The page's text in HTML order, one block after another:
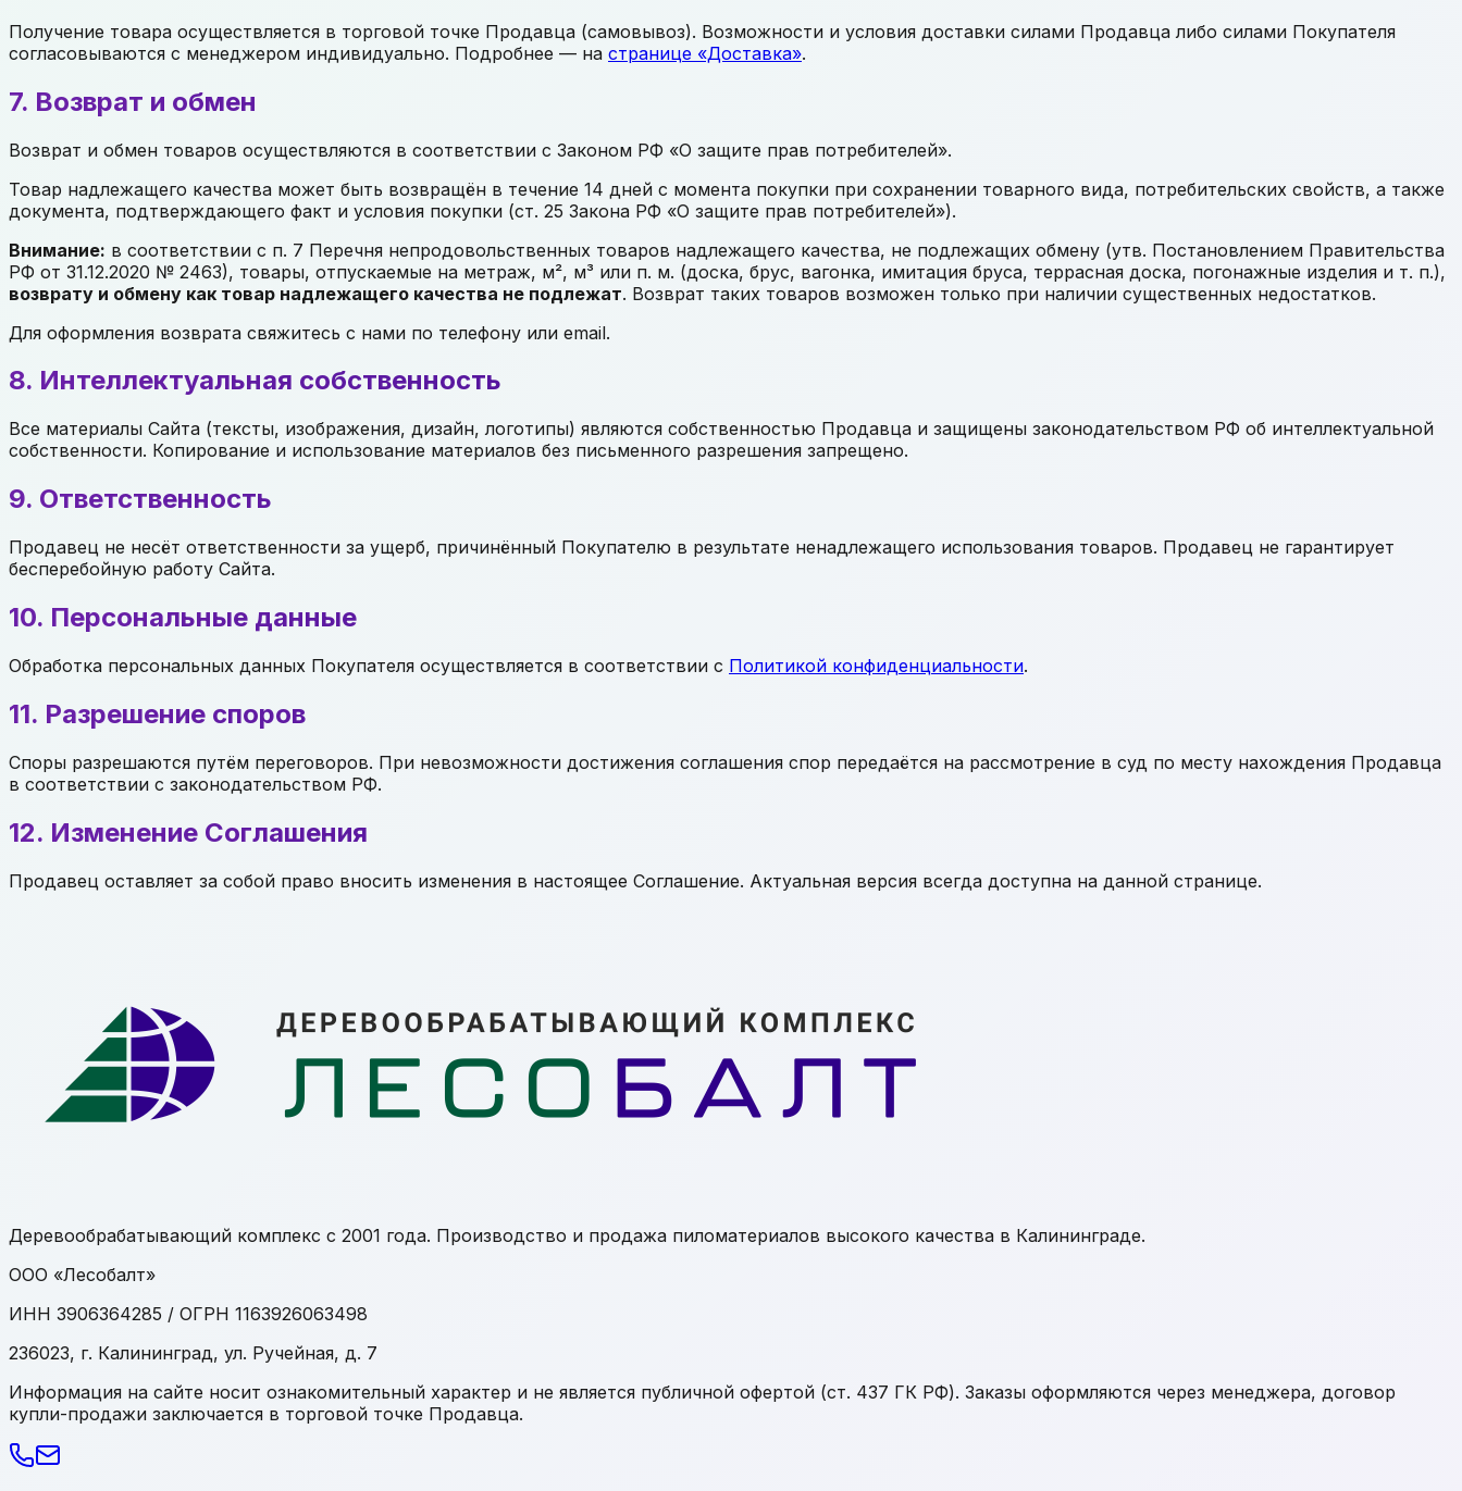
Получение товара осуществляется в торговой точке Продавца (самовывоз). Возможности и условия доставки силами Продавца либо силами Покупателя
согласовываются с менеджером индивидуально. Подробнее — на странице «Доставка».
7. Возврат и обмен
Возврат и обмен товаров осуществляются в соответствии с Законом РФ «О защите прав потребителей».
Товар надлежащего качества может быть возвращён в течение 14 дней с момента покупки при сохранении товарного вида, потребительских свойств, а также
документа, подтверждающего факт и условия покупки (ст. 25 Закона РФ «О защите прав потребителей»).
Внимание: в соответствии с п. 7 Перечня непродовольственных товаров надлежащего качества, не подлежащих обмену (утв. Постановлением Правительства
РФ от 31.12.2020 № 2463), товары, отпускаемые на метраж, м², м³ или п. м. (доска, брус, вагонка, имитация бруса, террасная доска, погонажные изделия и т. п.),
возврату и обмену как товар надлежащего качества не подлежат. Возврат таких товаров возможен только при наличии существенных недостатков.
Для оформления возврата свяжитесь с нами по телефону или email.
8. Интеллектуальная собственность
Все материалы Сайта (тексты, изображения, дизайн, логотипы) являются собственностью Продавца и защищены законодательством РФ об интеллектуальной
собственности. Копирование и использование материалов без письменного разрешения запрещено.
9. Ответственность
Продавец не несёт ответственности за ущерб, причинённый Покупателю в результате ненадлежащего использования товаров. Продавец не гарантирует
бесперебойную работу Сайта.
10. Персональные данные
Обработка персональных данных Покупателя осуществляется в соответствии с Политикой конфиденциальности.
11. Разрешение споров
Споры разрешаются путём переговоров. При невозможности достижения соглашения спор передаётся на рассмотрение в суд по месту нахождения Продавца
в соответствии с законодательством РФ.
12. Изменение Соглашения
Продавец оставляет за собой право вносить изменения в настоящее Соглашение. Актуальная версия всегда доступна на данной странице.
Деревообрабатывающий комплекс с 2001 года. Производство и продажа пиломатериалов высокого качества в Калининграде.
ООО «Лесобалт»
ИНН 3906364285 / ОГРН 1163926063498
236023, г. Калининград, ул. Ручейная, д. 7
Информация на сайте носит ознакомительный характер и не является публичной офертой (ст. 437 ГК РФ). Заказы оформляются через менеджера, договор
купли-продажи заключается в торговой точке Продавца.